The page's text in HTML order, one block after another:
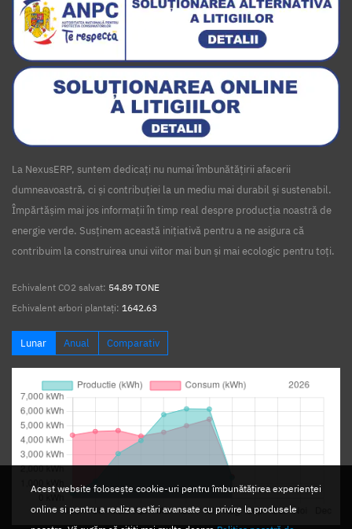
Acest website folosește cookie-uri pentru îmbunătățirea experienței
online si pentru a realiza setări avansate cu privire la produsele
La NexusERP, suntem dedicați nu numai îmbunătățirii afacerii
dumneavoastră, ci și contribuției la un mediu mai durabil și sustenabil.
Împărtășim mai jos informații în timp real despre producția noastră de
energie verde. Susținem această inițiativă pentru a ne asigura că
contribuim la construirea unui viitor mai bun și mai ecologic pentru toți.
Echivalent CO2 salvat: 54.89 TONE
Echivalent arbori plantați: 1642.63
Lunar Anual Comparativ